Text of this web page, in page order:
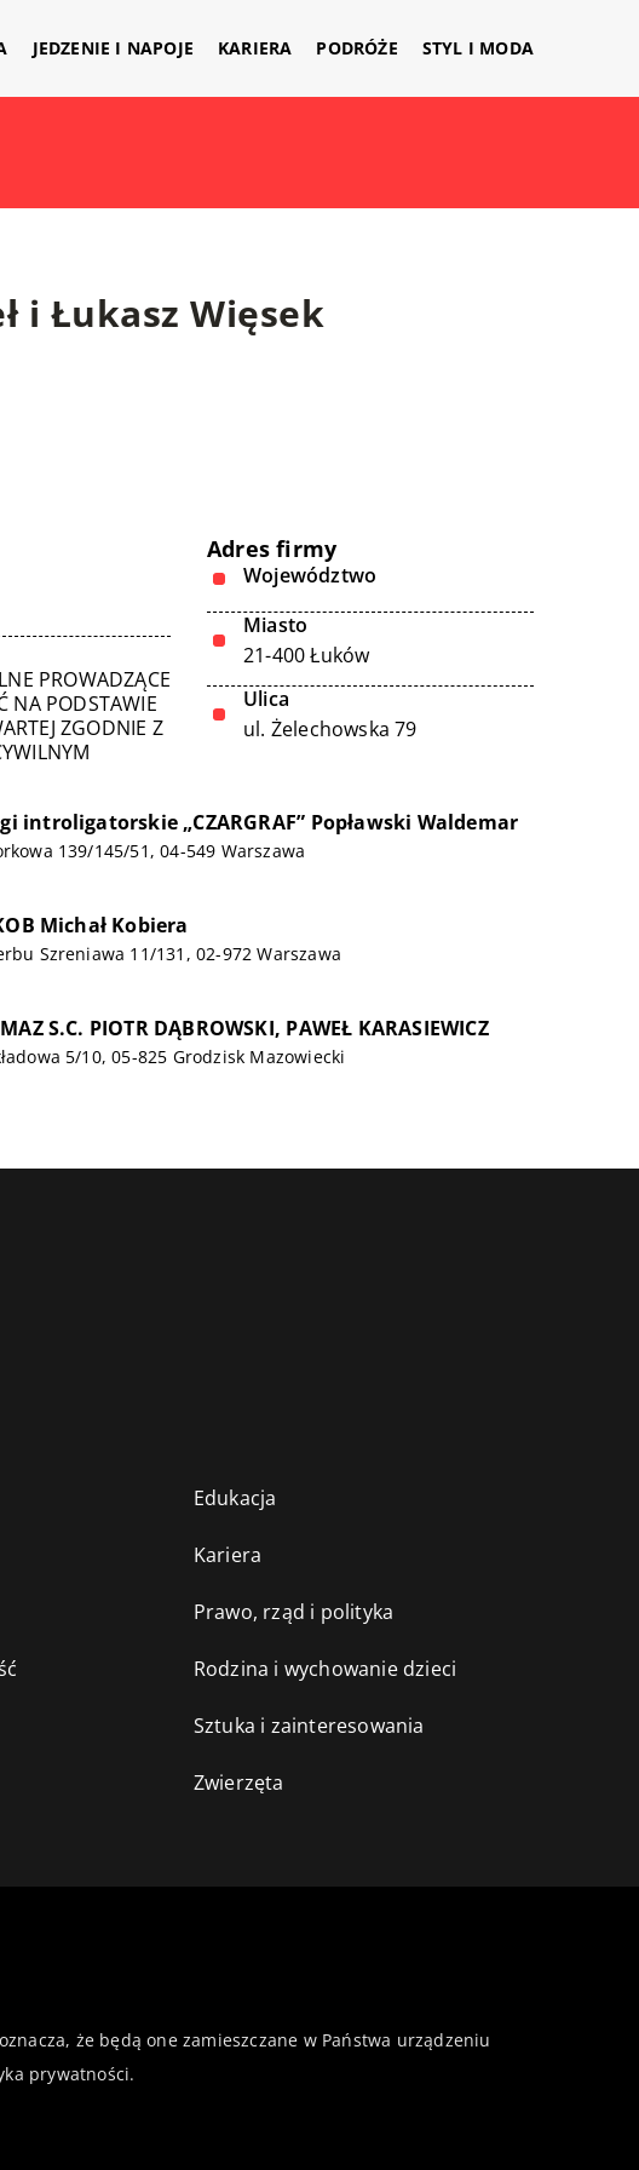
JEDZENIE I NAPOJE KARIERA PODRÓŻE STYL I MODA
i Łukasz Więsek
PROWADZĄCE
NA PODSTAWIE
ZGODNIE Z
Adres firmy
Województwo
Miasto
21-400 Łuków
Ulica
ul. Żelechowska 79
introligatorskie „CZARGRAF” Popławski Waldemar
139/145/51, 04-549 Warszawa
Michał Kobiera
Szreniawa 11/131, 02-972 Warszawa
S.C. PIOTR DĄBROWSKI, PAWEŁ KARASIEWICZ
5/10, 05-825 Grodzisk Mazowiecki
Edukacja
Kariera
Prawo, rząd i polityka
Rodzina i wychowanie dzieci
Sztuka i zainteresowania
Zwierzęta
że będą one zamieszczane w Państwa urządzeniu
prywatności.